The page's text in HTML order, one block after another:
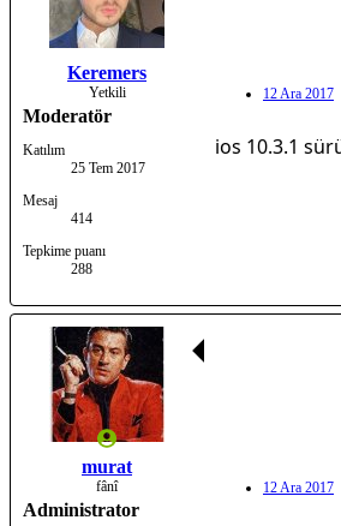
Keremers
Yetkili
Moderatör
Katılım
25 Tem 2017
Mesaj
414
Tepkime puanı
288
12 Ara 2017
ios 10.3.1
murat
fânî
Administrator
12 Ara 2017